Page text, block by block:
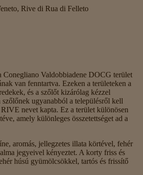
Rive di Rua di Felleto
Conegliano Valdobbiadene DOCG terület
van fenntartva. Ezeken a területeken a
és a szőlőt kizárólag kézzel
ugyanabból a településről kell
nevet kapta. Ez a terület különösen
amely különleges összetettséget ad a
aromás, jellegzetes illata körtével, fehér
jegyeivel kényeztet. A korty friss és
húsú gyümölcsökkel, tartós és frissítő